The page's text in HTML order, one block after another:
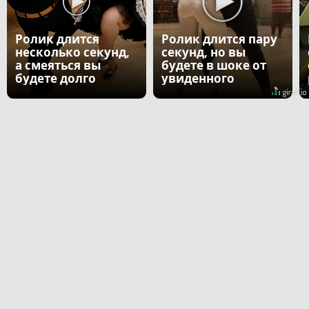
Ролик длится
несколько секунд,
а смеяться вы
будете долго
Ролик длится пару
секунд, но вы
будете в шоке от
увиденного